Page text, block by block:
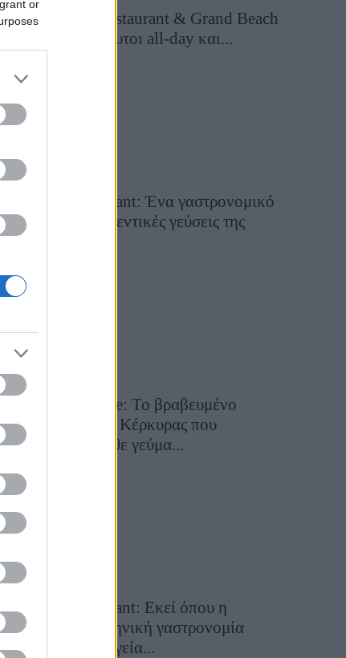
or
Grand Asia Restaurant & Grand Beach
Club: Οι απόλυτοι all-day και...
Tsapis Restaurant: Ένα γαστρονομικό
ταξίδι στις αυθεντικές γεύσεις της
Σίφνου!
Toula’s Seaside: Το βραβευμένο
εστιατόριο της Κέρκυρας που
μετατρέπει κάθε γεύμα...
Cavos Restaurant: Εκεί όπου η
αυθεντική ελληνική γαστρονομία
συναντά τη μαγεία...